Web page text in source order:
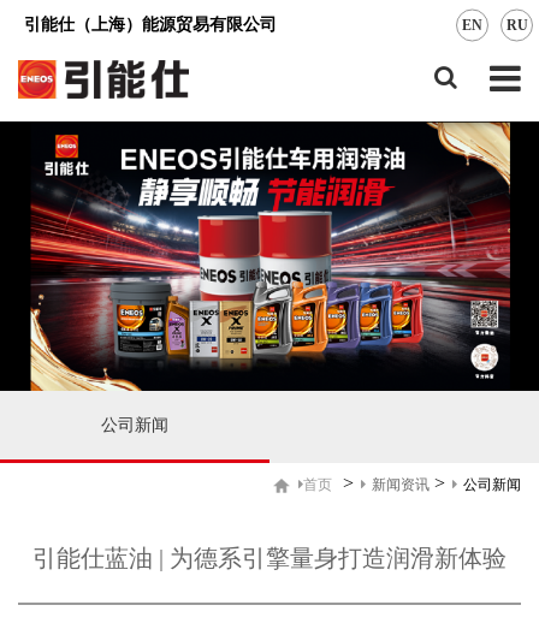
引能仕（上海）能源贸易有限公司 EN RU
公司新闻
首页 > 新闻资讯 > 公司新闻
引能仕蓝油 | 为德系引擎量身打造润滑新体验